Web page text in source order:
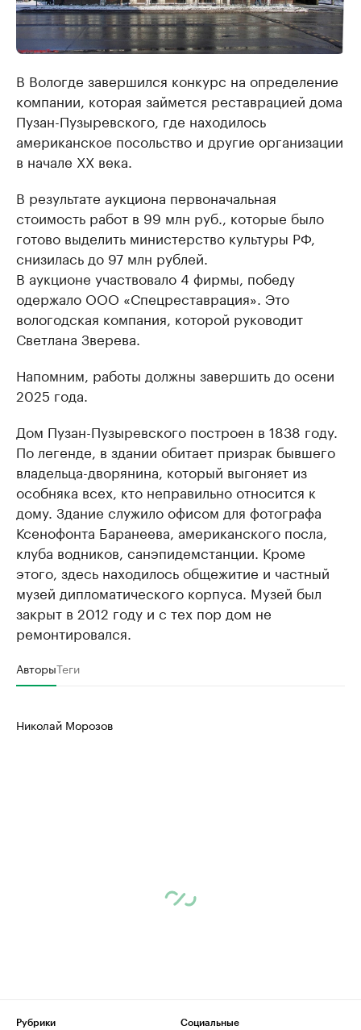
В Вологде завершился конкурс на определение
компании, которая займется реставрацией дома
Пузан-Пузыревского, где находилось
американское посольство и другие организации
в начале XX века.
В результате аукциона первоначальная
стоимость работ в 99 млн руб., которые было
готово выделить министерство культуры РФ,
снизилась до 97 млн рублей.
В аукционе участвовало 4 фирмы, победу
одержало ООО «Спецреставрация». Это
вологодская компания, которой руководит
Светлана Зверева.
Напомним, работы должны завершить до осени
2025 года.
Дом Пузан-Пузыревского построен в 1838 году.
По легенде, в здании обитает призрак бывшего
владельца-дворянина, который выгоняет из
особняка всех, кто неправильно относится к
дому. Здание служило офисом для фотографа
Ксенофонта Баранеева, американского посла,
клуба водников, санэпидемстанции. Кроме
этого, здесь находилось общежитие и частный
музей дипломатического корпуса. Музей был
закрыт в 2012 году и с тех пор дом не
ремонтировался.
АвторыТеги
Николай Морозов
Рубрики
Социальные